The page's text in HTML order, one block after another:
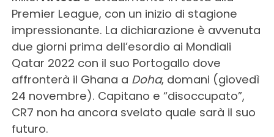
Premier League, con un inizio di stagione
impressionante. La dichiarazione è avvenuta
due giorni prima dell’esordio ai Mondiali
Qatar 2022 con il suo Portogallo dove
affronterà il Ghana a Doha, domani (giovedì
24 novembre). Capitano e “disoccupato”,
CR7 non ha ancora svelato quale sarà il suo
futuro.